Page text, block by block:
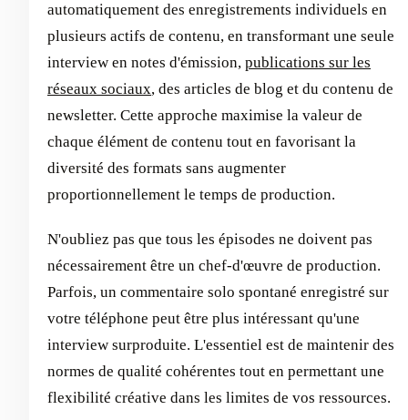
automatiquement des enregistrements individuels en
plusieurs actifs de contenu, en transformant une seule
interview en notes d'émission, publications sur les
réseaux sociaux, des articles de blog et du contenu de
newsletter. Cette approche maximise la valeur de
chaque élément de contenu tout en favorisant la
diversité des formats sans augmenter
proportionnellement le temps de production.
N'oubliez pas que tous les épisodes ne doivent pas
nécessairement être un chef-d'œuvre de production.
Parfois, un commentaire solo spontané enregistré sur
votre téléphone peut être plus intéressant qu'une
interview surproduite. L'essentiel est de maintenir des
normes de qualité cohérentes tout en permettant une
flexibilité créative dans les limites de vos ressources.